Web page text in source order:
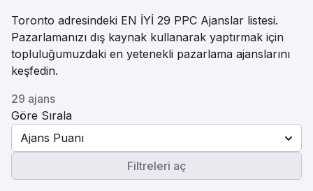
Toronto adresindeki EN İYİ 29 PPC Ajanslar listesi.
Pazarlamanızı dış kaynak kullanarak yaptırmak için
topluluğumuzdaki en yetenekli pazarlama ajanslarını
keşfedin.
29 ajans
Göre Sırala
Ajans Puanı
Filtreleri aç